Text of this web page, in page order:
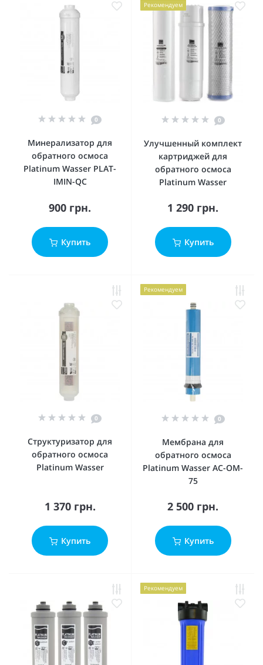
0
Минерализатор для
обратного осмоса
Platinum Wasser PLAT-
IMIN-QC
900 грн.
Купить
Рекомендуем
0
Улучшенный комплект
картриджей для
обратного осмоса
Platinum Wasser
1 290 грн.
Купить
0
Структуризатор для
обратного осмоса
Platinum Wasser
1 370 грн.
Купить
Рекомендуем
0
Мембрана для
обратного осмоса
Platinum Wasser AC-OM-
75
2 500 грн.
Купить
Рекомендуем